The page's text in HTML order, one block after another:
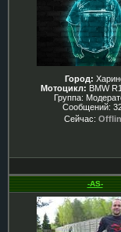
Город:
Мотоцикл: BMW
Группа:
Сообщений:
Сейчас:
-AS-